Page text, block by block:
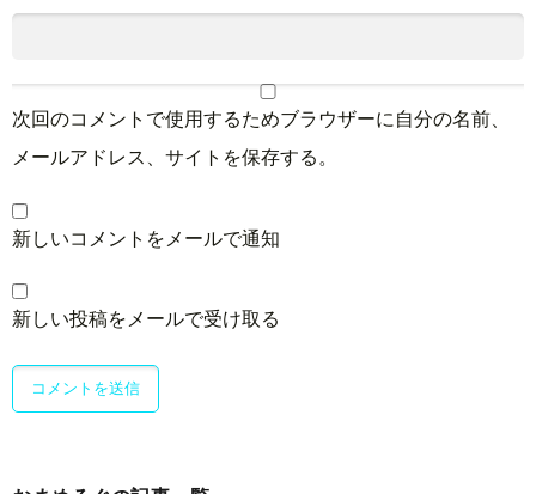
次回のコメントで使用するためブラウザーに自分の名前、
メールアドレス、サイトを保存する。
新しいコメントをメールで通知
新しい投稿をメールで受け取る